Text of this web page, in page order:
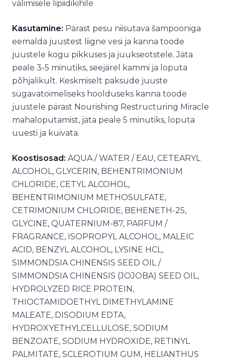
välimisele lipiidikihile
Kasutamine: Pärast pesu niisutava šampooniga
eemalda juustest liigne vesi ja kanna toode
juustele kogu pikkuses ja juukseotstele. Jäta
peale 3-5 minutiks, seejärel kammi ja loputa
põhjalikult. Keskmiselt paksude juuste
sügavatoimeliseks hoolduseks kanna toode
juustele pärast Nourishing Restructuring Miracle
mahaloputamist, jäta peale 5 minutiks, loputa
uuesti ja kuivata.
Koostisosad: AQUA / WATER / EAU, CETEARYL
ALCOHOL, GLYCERIN, BEHENTRIMONIUM
CHLORIDE, CETYL ALCOHOL,
BEHENTRIMONIUM METHOSULFATE,
CETRIMONIUM CHLORIDE, BEHENETH-25,
GLYCINE, QUATERNIUM-87, PARFUM /
FRAGRANCE, ISOPROPYL ALCOHOL, MALEIC
ACID, BENZYL ALCOHOL, LYSINE HCL,
SIMMONDSIA CHINENSIS SEED OIL /
SIMMONDSIA CHINENSIS (JOJOBA) SEED OIL,
HYDROLYZED RICE PROTEIN,
THIOCTAMIDOETHYL DIMETHYLAMINE
MALEATE, DISODIUM EDTA,
HYDROXYETHYLCELLULOSE, SODIUM
BENZOATE, SODIUM HYDROXIDE, RETINYL
PALMITATE, SCLEROTIUM GUM, HELIANTHUS